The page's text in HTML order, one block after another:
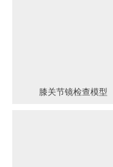
膝关节镜检查模型